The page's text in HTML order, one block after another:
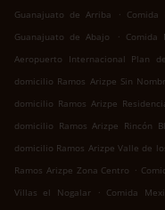
Guanajuato de Arriba
.
Guanajuato de Abajo
. Comida
Aeropuerto Internacional Plan
domicilio Ramos Arizpe Sin
domicilio Ramos Arizpe
domicilio Ramos Arizpe Rincón
domicilio Ramos Arizpe Valle de
Ramos Arizpe Zona Centro .
Villas el Nogalar
. Comida